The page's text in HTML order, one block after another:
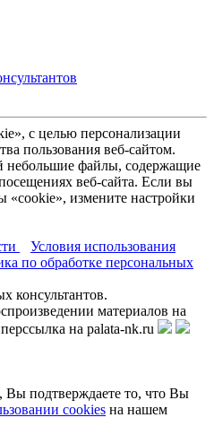
с целью персонализации
пользования веб-сайтом.
небольшие файлы, содержащие
веб-сайта. Если вы
«cookie», измените настройки
Условия использования
по обработке персональных
консультантов.
материалов на
на palata-nk.ru
подтверждаете то, что Вы
cookies на нашем